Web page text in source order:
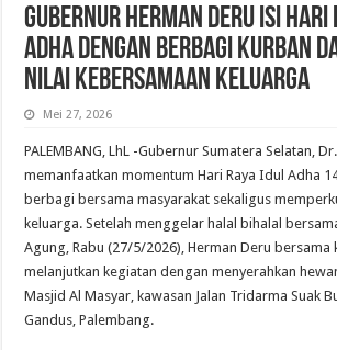
Gubernur Herman Deru Isi Hari
Adha dengan Berbagi Kurban
Nilai Kebersamaan Keluarga
Mei 27, 2026
PALEMBANG, LhL -Gubernur Sumatera Selatan,
memanfaatkan momentum Hari Raya Idul Adha
berbagi bersama masyarakat sekaligus
keluarga. Setelah menggelar halal bihalal
Agung, Rabu (27/5/2026), Herman Deru bersama
melanjutkan kegiatan dengan menyerahkan
Masjid Al Masyar, kawasan Jalan Tridarma Suak
Gandus, Palembang.